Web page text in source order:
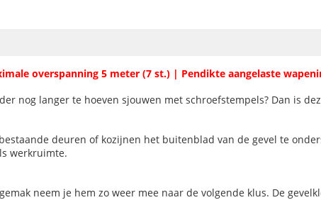
overspanning 5 meter (7 st.) | Pendikte aangelaste
nog langer te hoeven sjouwen met schroefstempels? Dan is
deuren of kozijnen het buitenblad van de gevel te
werkruimte.
neem je hem zo weer mee naar de volgende klus. De